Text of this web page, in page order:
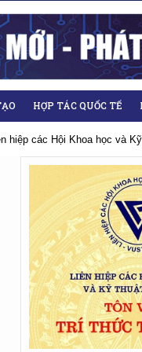
HỢP TÁC QUỐC TẾ
hiệp các Hội Khoa học và